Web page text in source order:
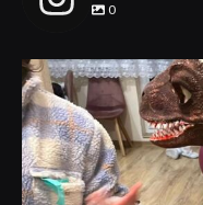
0